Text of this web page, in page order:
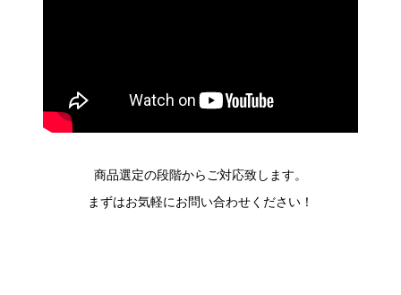
商品選定の段階からご対応致します。
まずはお気軽にお問い合わせください！